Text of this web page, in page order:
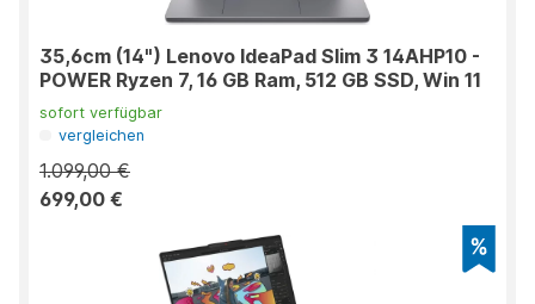
35,6cm (14") Lenovo IdeaPad Slim 3 14AHP10 -
POWER Ryzen 7, 16 GB Ram, 512 GB SSD, Win 11
sofort verfügbar
vergleichen
1.099,00 €
699,00 €